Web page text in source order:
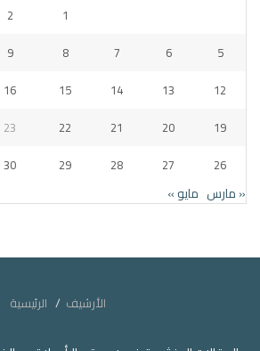
1
2
5
6
7
8
9
12
13
14
15
16
19
20
21
22
23
26
27
28
29
30
« مارس مايو »
الأرشيف الرئيسية